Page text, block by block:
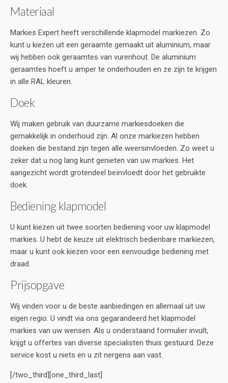
Materiaal
Markies Expert heeft verschillende klapmodel markiezen. Zo
kunt u kiezen uit een geraamte gemaakt uit aluminium, maar
wij hebben ook geraamtes van vurenhout. De aluminium
geraamtes hoeft u amper te onderhouden en ze zijn te krijgen
in alle RAL kleuren.
Doek
Wij maken gebruik van duurzame markiesdoeken die
gemakkelijk in onderhoud zijn. Al onze markiezen hebben
doeken die bestand zijn tegen alle weersinvloeden. Zo weet u
zeker dat u nog lang kunt genieten van uw markies. Het
aangezicht wordt grotendeel beïnvloedt door het gebruikte
doek.
Bediening klapmodel
U kunt kiezen uit twee soorten bediening voor uw klapmodel
markies. U hebt de keuze uit elektrisch bedienbare markiezen,
maar u kunt ook kiezen voor een eenvoudige bediening met
draad.
Prijsopgave
Wij vinden voor u de beste aanbiedingen en allemaal uit uw
eigen regio. U vindt via ons gegarandeerd het klapmodel
markies van uw wensen. Als u onderstaand formulier invult,
krijgt u offertes van diverse specialisten thuis gestuurd. Deze
service kost u niets en u zit nergens aan vast.
[/two_third][one_third_last]